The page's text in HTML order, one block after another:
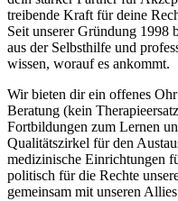
treibende Kraft für deine
Seit unserer Gründung 1998
aus der Selbsthilfe und
wissen, worauf es ankommt.
Wir bieten dir ein offenes
Beratung (kein
Fortbildungen zum Lernen
Qualitätszirkel für den
medizinische Einrichtungen
politisch für die Rechte
gemeinsam mit unseren